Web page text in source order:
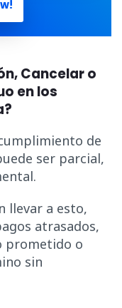
Cancelar o
en los
de
ser parcial,
llevar a esto,
atrasados,
prometido o
sin